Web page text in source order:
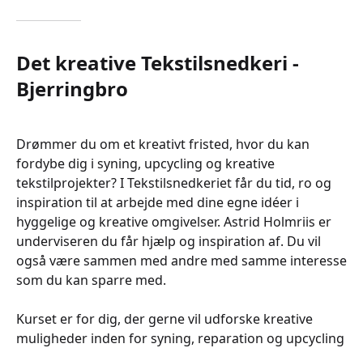
Det kreative Tekstilsnedkeri -
Bjerringbro
Drømmer du om et kreativt fristed, hvor du kan
fordybe dig i syning, upcycling og kreative
tekstilprojekter? I Tekstilsnedkeriet får du tid, ro og
inspiration til at arbejde med dine egne idéer i
hyggelige og kreative omgivelser. Astrid Holmriis er
underviseren du får hjælp og inspiration af. Du vil
også være sammen med andre med samme interesse
som du kan sparre med.
Kurset er for dig, der gerne vil udforske kreative
muligheder inden for syning, reparation og upcycling